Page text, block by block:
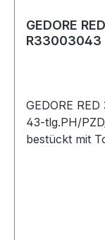
GEDORE
R33003043
GEDORE
43-tlg.PH/
bestückt mit